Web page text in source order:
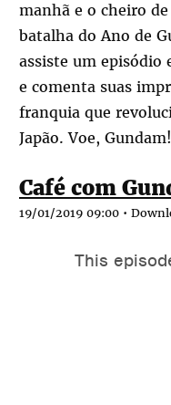
manhã e o cheiro
batalha do Ano de
assiste um
e comenta suas
franquia que
Japão. Voe, Gundam!
Café com
19/01/2019 09:00 •